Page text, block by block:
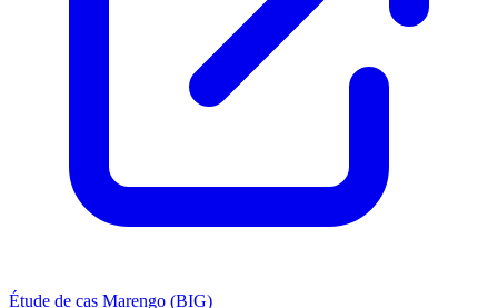
Étude de cas Marengo (BIG)